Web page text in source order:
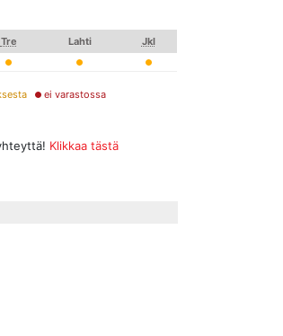
Tre Lahti Jkl
ei varastossa
Klikkaa tästä